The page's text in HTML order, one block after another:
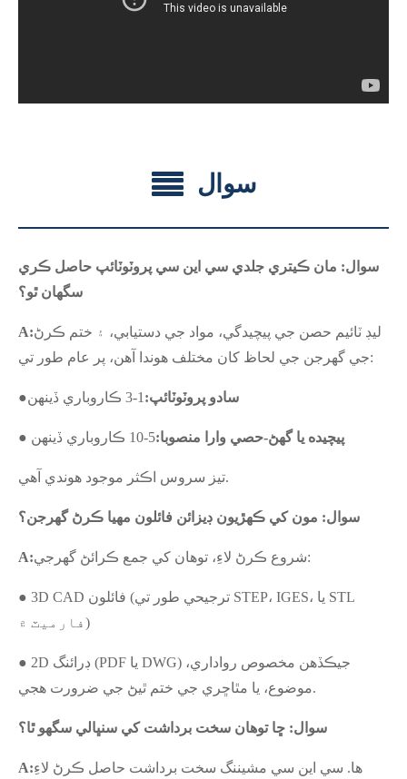
سوال
سوال: مان ڪيتري جلدي سي اين سي پروٽوٽائپ حاصل ڪري
سگهان ٿو؟
A:ليڊ ٽائيم حصن جي پيچيدگي، مواد جي دستيابي، ۽ ختم ڪرڻ
جي گهرجن جي لحاظ کان مختلف هوندا آهن، پر عام طور تي:
● سادو پروٽوٽائپ: 1-3 ڪاروباري ڏينهن
● پيچيده يا گھڻ-حصي وارا منصوبا:5-10 ڪاروباري ڏينهن
تيز سروس اڪثر موجود هوندي آهي.
سوال: مون کي ڪهڙيون ڊيزائن فائلون مهيا ڪرڻ گهرجن؟
A: شروع ڪرڻ لاءِ، توهان کي جمع ڪرائڻ گهرجي:
● 3D CAD فائلون (ترجيحي طور تي STEP، IGES، يا STL
فارميٽ ۾)
● 2D ڊرائنگ (PDF يا DWG) جيڪڏهن مخصوص رواداري،
موضوع، يا مٿاڇري جي ختم ٿيڻ جي ضرورت هجي.
سوال: ڇا توهان سخت برداشت کي سنڀالي سگهو ٿا؟
A:ها. سي اين سي مشيننگ سخت برداشت حاصل ڪرڻ لاءِ